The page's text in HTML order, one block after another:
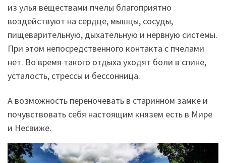
из улья веществами пчелы благоприятно
воздействуют на сердце, мышцы, сосуды,
пищеварительную, дыхательную и нервную системы.
При этом непосредственного контакта с пчелами
нет. Во время такого отдыха уходят боли в спине,
усталость, стрессы и бессонница.
А возможность переночевать в старинном замке и
почувствовать себя настоящим князем есть в Мире
и Несвиже.